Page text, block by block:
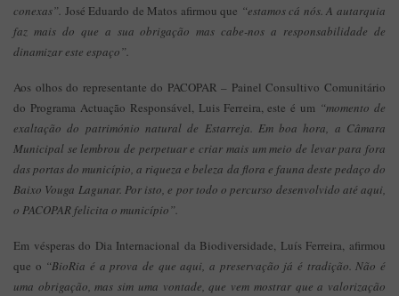
conexas”. José Eduardo de Matos afirmou que “estamos cá nós. A autarquia
faz mais do que a sua obrigação mas cabe-nos a responsabilidade de
dinamizar este espaço”.
Aos olhos do representante do PACOPAR – Painel Consultivo Comunitário
do Programa Actuação Responsável, Luis Ferreira, este é um “momento de
exaltação do património natural de Estarreja. Em boa hora, a Câmara
Municipal se lembrou de perpetuar e criar mais um meio de levar para fora
das portas do município, a riqueza e beleza da flora e fauna deste pedaço do
Baixo Vouga Lagunar. Por isto, e por todo o percurso desenvolvido até aqui,
o PACOPAR felicita o município”.
Em vésperas do Dia Internacional da Biodiversidade, Luís Ferreira, afirmou
que o “BioRia é a prova de que aqui, a preservação já é tradição. Não é
uma obrigação, mas sim uma vontade, que vem mostrar que a valorização